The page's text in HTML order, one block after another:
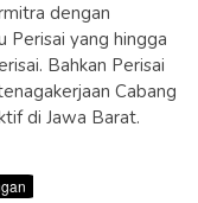
dengan
Perisai yang hingga
Bahkan Perisai
Cabang
di Jawa Barat.